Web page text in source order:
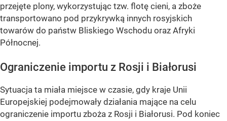
przejęte plony, wykorzystując tzw. flotę cieni, a zboże
transportowano pod przykrywką innych rosyjskich
towarów do państw Bliskiego Wschodu oraz Afryki
Północnej.
Ograniczenie importu z Rosji i Białorusi
Sytuacja ta miała miejsce w czasie, gdy kraje Unii
Europejskiej podejmowały działania mające na celu
ograniczenie importu zboża z Rosji i Białorusi. Pod koniec